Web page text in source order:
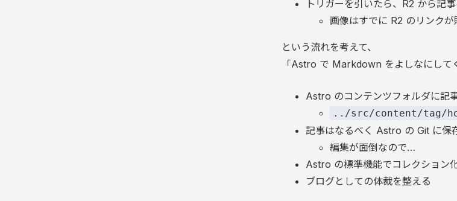
トリガーを引いたら、R2 から記
画像はすでに R2 のリンク
という流れを考えて、
「Astro で Markdown をよしなにして
Astro のコンテンツフォルダに記
../src/content/tag/
記事はなるべく Astro の Git に保
編集が面倒なので…
Astro の標準機能でコレクション
ブログとしての体裁を整える